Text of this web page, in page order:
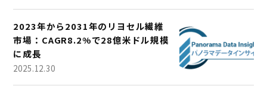
2023年から2031年のリヨセル繊維
市場：CAGR8.2%で28億米ドル規模
に成長
2025.12.30